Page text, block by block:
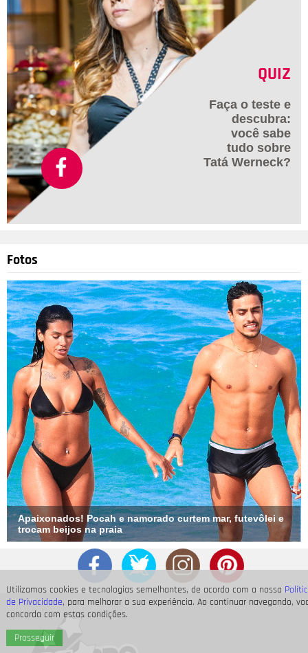
Utilizamos cookies e tecnologias semelhantes, de acordo com a nossa
de Privacidade, para melhorar a sua experiência. Ao continuar navegando,
concorda com estas condições.
Prosseguir
QUIZ
Faça o teste e
descubra:
você sabe
tudo sobre
Tatá Werneck?
Fotos
Apaixonados! Pocah e namorado curtem mar, futevôlei e
trocam beijos na praia